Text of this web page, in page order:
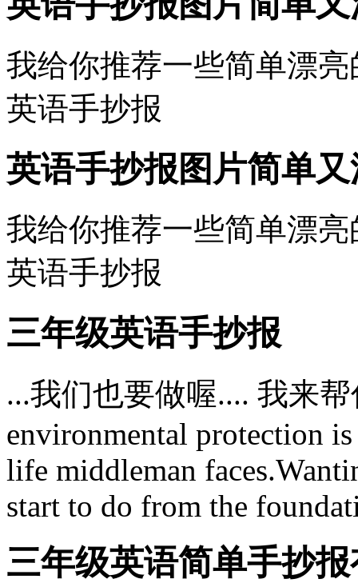
我给你推荐一些简单漂
英语手抄报
英语手抄报图片简单
我给你推荐一些简单漂
英语手抄报
三年级英语手抄报
...我们也要做喔.... 我来
environmental protection
life middleman
start to do from the
三年级英语简单手抄